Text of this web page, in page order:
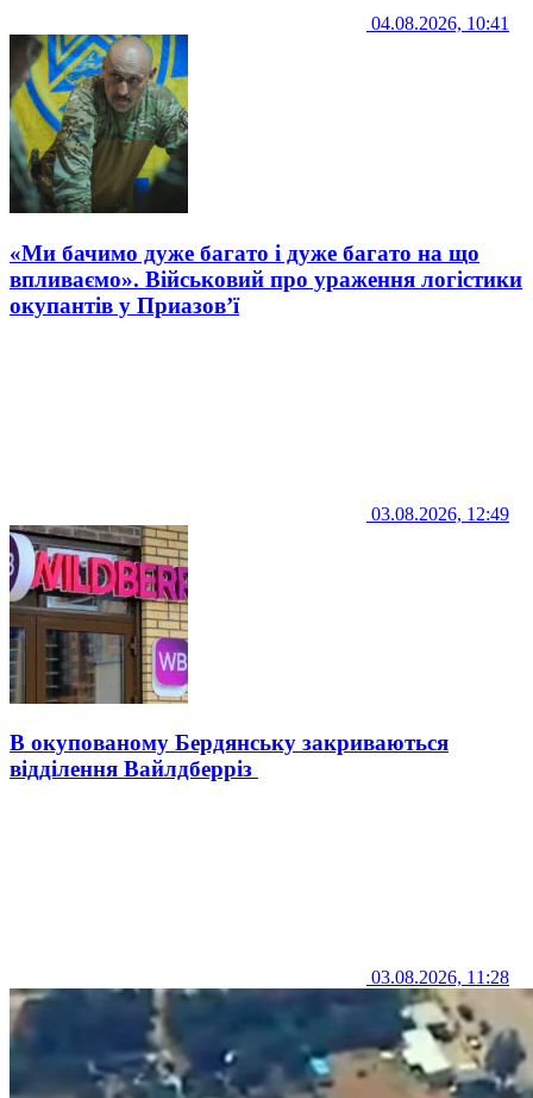
04.08.2026, 10:41
«Ми бачимо дуже багато і дуже багато на що
впливаємо». Військовий про ураження логістики
окупантів у Приазов’ї
03.08.2026, 12:49
В окупованому Бердянську закриваються
відділення Вайлдберріз
03.08.2026, 11:28